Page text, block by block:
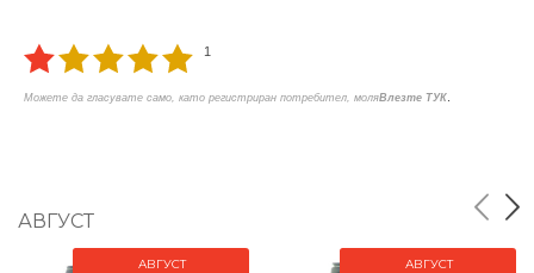
1
Можете да гласувате само, като регистриран потребител, моляВлезте ТУК
АВГУСТ
АВГУСТ АВГУСТ